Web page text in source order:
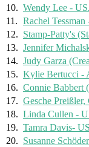
10. Wendy Lee -
11. Rachel Tessman
12. Stamp-Patty's
13. Jennifer
14. Judy Garza
15. Kylie Bertucci -
16. Connie Babbert
17. Gesche Preißler,
18. Linda Cullen -
19. Tamra Davis-
20. Susanne